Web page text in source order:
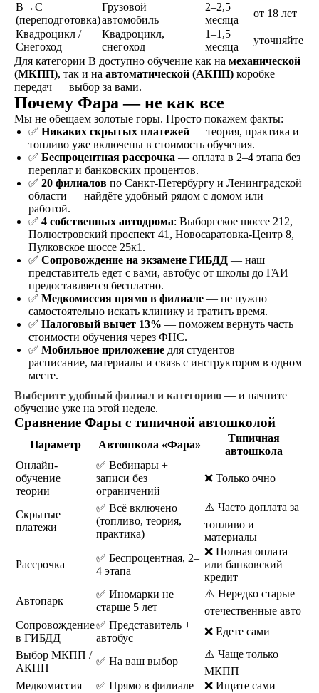
B→C
(переподготовка)
Грузовой
автомобиль
2–2,5
месяца
от 18 лет
Квадроцикл /
Снегоход
Квадроцикл,
снегоход
1–1,5
месяца
уточняйте
Для категории B доступно обучение как на механической
(МКПП), так и на автоматической (АКПП) коробке
передач — выбор за вами.
Почему Фара — не как все
Мы не обещаем золотые горы. Просто покажем факты:
✅ Никаких скрытых платежей — теория, практика и
топливо уже включены в стоимость обучения.
✅ Беспроцентная рассрочка — оплата в 2–4 этапа без
переплат и банковских процентов.
✅ 20 филиалов по Санкт-Петербургу и Ленинградской
области — найдёте удобный рядом с домом или
работой.
✅ 4 собственных автодрома: Выборгское шоссе 212,
Полюстровский проспект 41, Новосаратовка-Центр 8,
Пулковское шоссе 25к1.
✅ Сопровождение на экзамене ГИБДД — наш
представитель едет с вами, автобус от школы до ГАИ
предоставляется бесплатно.
✅ Медкомиссия прямо в филиале — не нужно
самостоятельно искать клинику и тратить время.
✅ Налоговый вычет 13% — поможем вернуть часть
стоимости обучения через ФНС.
✅ Мобильное приложение для студентов —
расписание, материалы и связь с инструктором в одном
месте.
Выберите удобный филиал и категорию — и начните
обучение уже на этой неделе.
Сравнение Фары с типичной автошколой
Параметр Автошкола «Фара»
Типичная
автошкола
Онлайн-
обучение
теории
✅ Вебинары +
записи без
ограничений
❌ Только очно
Скрытые
платежи
✅ Всё включено
(топливо, теория,
практика)
⚠️ Часто доплата за
топливо и
материалы
Рассрочка
✅ Беспроцентная, 2–
4 этапа
❌ Полная оплата
или банковский
кредит
Автопарк
✅ Иномарки не
старше 5 лет
⚠️ Нередко старые
отечественные авто
Сопровождение
в ГИБДД
✅ Представитель +
автобус
❌ Едете сами
Выбор МКПП /
АКПП
✅ На ваш выбор
⚠️ Чаще только
МКПП
Медкомиссия
✅ Прямо в филиале ❌ Ищите сами
Оставляете заявку на
сайте, по телефону, в
мессенджерах или
наших социальных
сетях
Заключаете договор и
оплачиваете первый
этап от стоимости
обучения в рассрочку
Договор
Проходите
теоретический и
практический курс,
продолжительностью
от 1,5 месяцев, в
зависимости от
категории
транспортного
средства
Обучение
В сопровождении
наших представителей,
сдаете экзамены в ГАИ
и получаете
водительское
удостоверение
Удостоверение
ОСТАВИТЬ ЗАЯВКУ
Сдаете внутренние
экзамены в автошколе
и получаете
свидетельство
об окончании
Экзамен